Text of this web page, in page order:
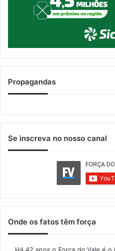
Propagandas
Se inscreva no nosso canal
Onde os fatos têm força